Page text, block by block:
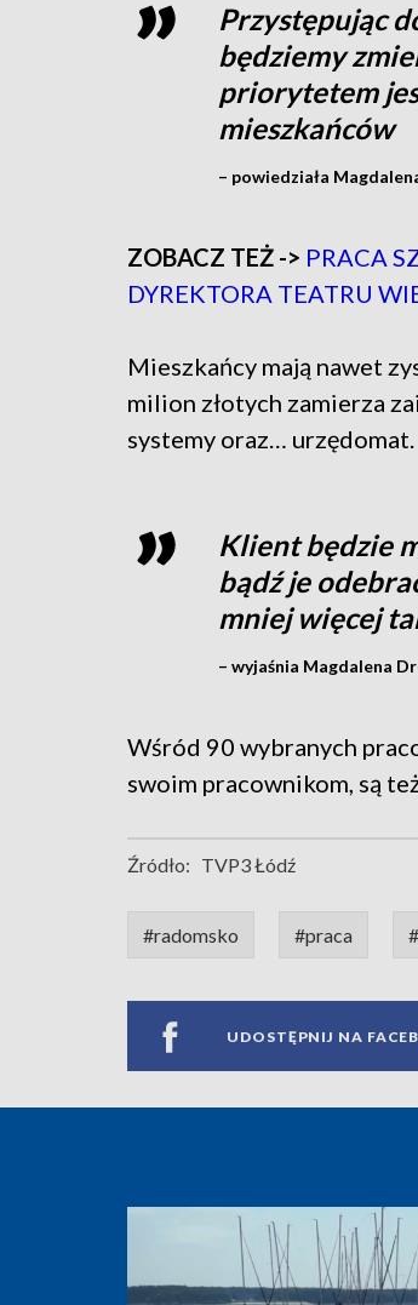
Przystępując
będziemy
priorytetem
mieszkańców
– powiedziała
ZOBACZ TEŻ -> PRACA
DYREKTORA TEATRU
Mieszkańcy mają nawet
milion złotych zamierza
systemy oraz… urzędomat.
Klient będzie
bądź je
mniej więcej
– wyjaśnia Magdalena
Wśród 90 wybranych
swoim pracownikom, są
Źródło: TVP3 Łódź
#radomsko #praca
UDOSTĘPNIJ NA